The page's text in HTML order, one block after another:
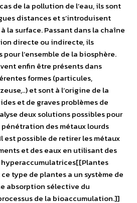
de la pollution de l’eau, ils sont
distances et s’introduisent
la surface. Passant dans la chaîne
directe ou indirecte, ils
l’ensemble de la biosphère.
enfin être présents dans
formes (particules,
et sont à l’origine de la
et de graves problèmes de
deux solutions possibles pour
des métaux lourds
est possible de retirer les métaux
et des eaux en utilisant des
type de plantes a un système de
absorption sélective du
de la bioaccumulation.]]